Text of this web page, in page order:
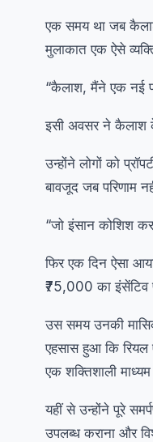
एक समय था जब
मुलाकात एक ऐसे
“कैलाश, मैंने एक नई
इसी अवसर ने कैलाश
उन्होंने लोगों को
बावजूद जब परिणाम
“जो इंसान कोशिश
फिर एक दिन ऐसा
₹75,000 का इंसेंटिव
उस समय उनकी
एहसास हुआ कि रियल
एक शक्तिशाली
यहीं से उन्होंने पूरे
उपलब्ध कराना और